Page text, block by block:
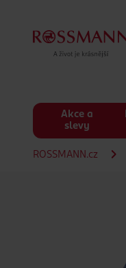
Akce a
slevy
ROSSMANN.cz